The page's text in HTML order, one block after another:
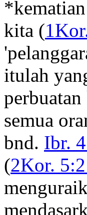
kita (
itulah
semua
bnd. Ibr.
(2Kor.